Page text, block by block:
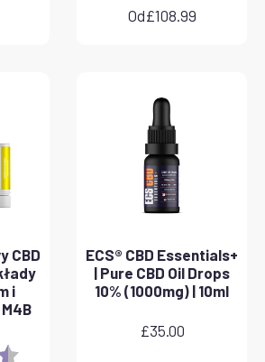
Od£108.99
CBD
i
4.8 out of 5 stars
ECS® CBD Essentials+
| Pure CBD Oil Drops
10% (1000mg) | 10ml
£35.00